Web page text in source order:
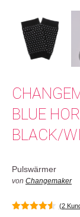
BLUE
BLACK/
Pulswärmer
von Changemaker
(2